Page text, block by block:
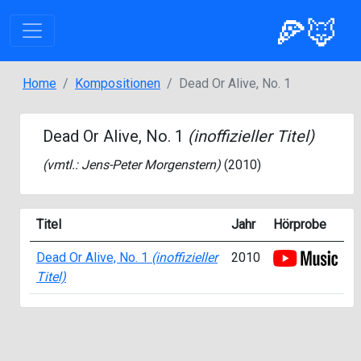
🍕🦊
Home Kompositionen Dead Or Alive, No. 1
Dead Or Alive, No. 1 (inoffizieller Titel)
(vmtl.: Jens-Peter Morgenstern) (2010)
Titel Jahr Hörprobe
Dead Or Alive, No. 1 (inoffizieller
Titel)
2010